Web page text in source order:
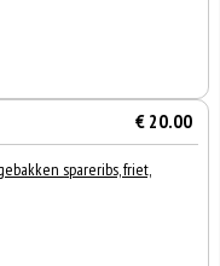
€ 20.00
spareribs, friet,